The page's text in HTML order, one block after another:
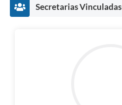
Secretarias Vinculadas